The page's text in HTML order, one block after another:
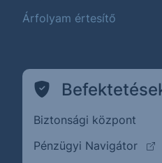
Árfolyam értesítő
Biztonsági központ
Pénzügyi Navigátor